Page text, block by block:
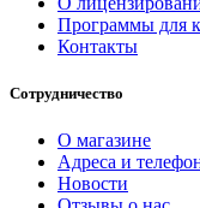
Программы для
Контакты
Сотрудничество
О магазине
Адреса и
Новости